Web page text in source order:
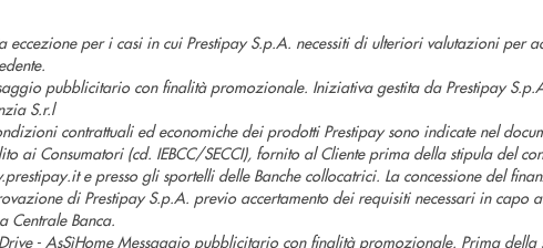
eccezione per i casi in cui Prestipay S.p.A. necessiti di ulteriori valutazioni per
pubblicitario con finalità promozionale. Iniziativa gestita da Prestipay
S.r.l
contrattuali ed economiche dei prodotti Prestipay sono indicate nel
ai Consumatori (cd. IEBCC/SECCI), fornito al Cliente prima della stipula del
e presso gli sportelli delle Banche collocatrici. La concessione del
di Prestipay S.p.A. previo accertamento dei requisiti necessari in capo
Centrale Banca.
- AsSìHome Messaggio pubblicitario con finalità promozionale. Prima della